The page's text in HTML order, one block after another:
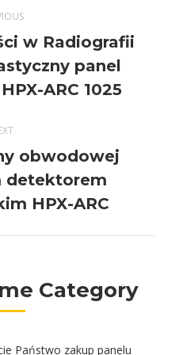
Previous
post:
w Radiografii
panel
ARC 1025
Next
post:
obwodowej
detektorem
HPX-ARC
Category
Państwo zakup panelu